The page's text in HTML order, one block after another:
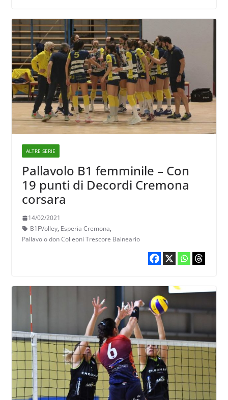
ALTRE SERIE
Pallavolo B1 femminile – Con
19 punti di Decordi Cremona
corsara
14/02/2021
B1FVolley, Esperia Cremona,
Pallavolo don Colleoni Trescore Balneario